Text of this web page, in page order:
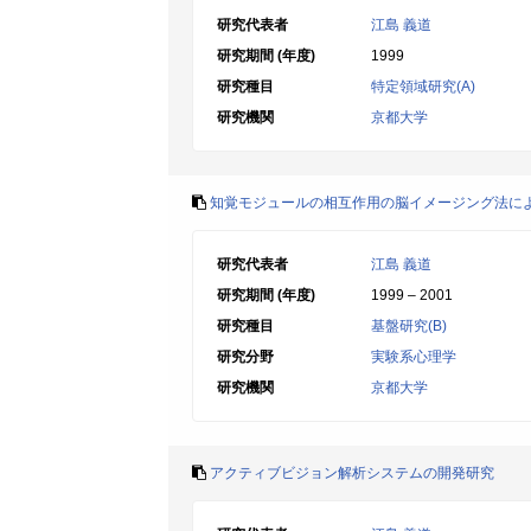
研究代表者
江島 義道
研究期間 (年度)
1999
研究種目
特定領域研究(A)
研究機関
京都大学
知覚モジュールの相互作用の脳イメージング法に
研究代表者
江島 義道
研究期間 (年度)
1999 – 2001
研究種目
基盤研究(B)
研究分野
実験系心理学
研究機関
京都大学
アクティブビジョン解析システムの開発研究